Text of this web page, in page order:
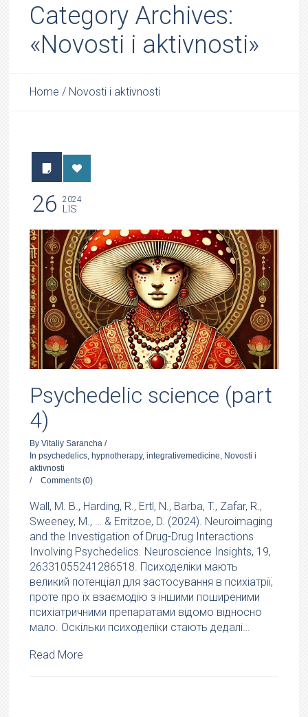
Category Archives:
«Novosti i aktivnosti»
Home / Novosti i aktivnosti
26 2024
LIS
Psychedelic science (part
4)
ByVitaliy Sarancha /
Inpsychedelics,hypnotherapy,integrativemedicine, Novosti i
aktivnosti
/
Comments(0)
Wall, M. B., Harding, R., Ertl, N., Barba, T., Zafar, R.,
Sweeney, M., … & Erritzoe, D. (2024). Neuroimaging
and the Investigation of Drug-Drug Interactions
Involving Psychedelics. Neuroscience Insights, 19,
26331055241286518. Психоделіки мають
великий потенціал для застосування в психіатрії,
проте про їх взаємодію з іншими поширеними
психіатричними препаратами відомо відносно
мало. Оскільки психоделіки стають дедалі…
Read More